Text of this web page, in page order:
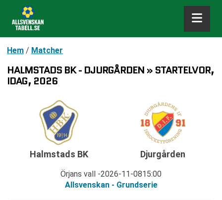
Hem / Matcher
HALMSTADS BK - DJURGÅRDEN » STARTELVOR,
IDAG, 2026
Halmstads BK
Örjans vall 2026-11-0815:00
Allsvenskan - Grundserie
Djurgården